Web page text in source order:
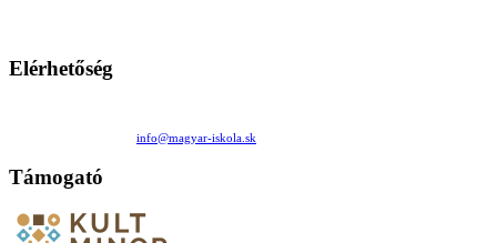
Elérhetőség
info@magyar-iskola.sk
Támogató